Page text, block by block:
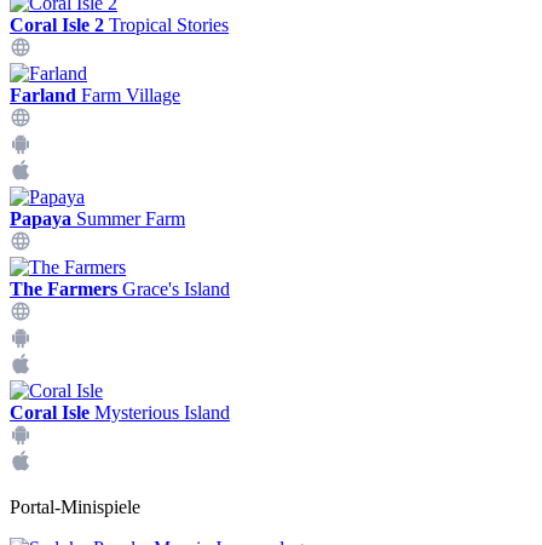
Coral Isle 2 Tropical Stories
Farland Farm Village
Papaya Summer Farm
The Farmers Grace's Island
Coral Isle Mysterious Island
Portal-Minispiele